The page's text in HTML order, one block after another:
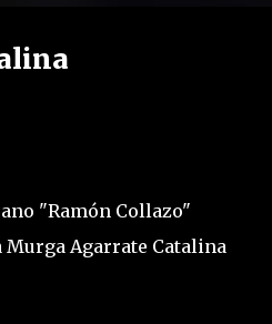
"Ramón Collazo"
Agarrate Catalina